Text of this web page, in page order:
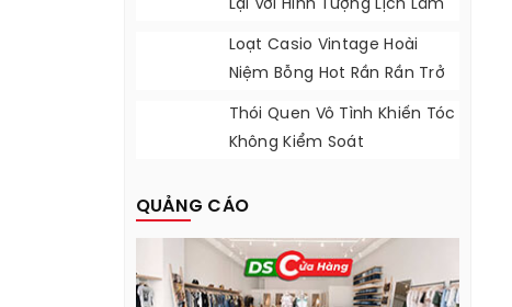
Lại Với Hình Tượng Lịch Lãm
Loạt Casio Vintage Hoài
Niệm Bỗng Hot Rần Rần Trở
Lại
Thói Quen Vô Tình Khiến Tóc
Không Kiểm Soát
QUẢNG CÁO